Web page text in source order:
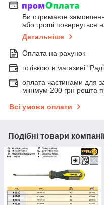
Ви отримаєте
або гроші повернуться
Детальніше
Оплата на рахунок
готівкою в магазині
оплата частинами для
мінімум 200 грн решта
Всі умови оплати
Подібні товари